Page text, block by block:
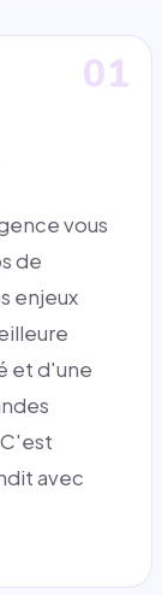
01
vous
de
enjeux
et d'une
avec